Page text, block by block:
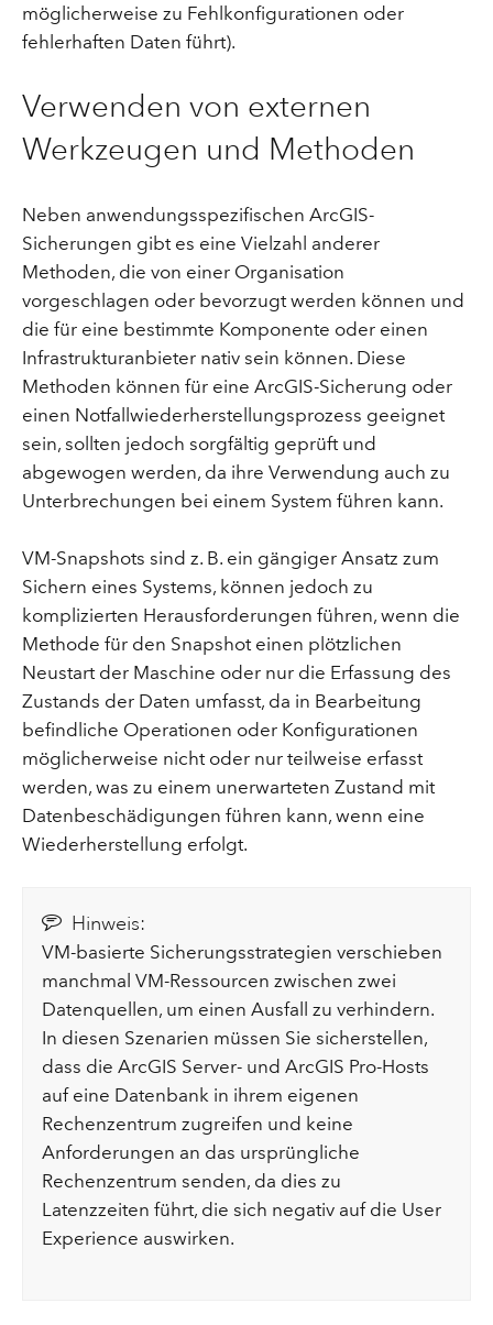
möglicherweise zu Fehlkonfigurationen oder
fehlerhaften Daten führt).
Verwenden von externen
Werkzeugen und Methoden
Neben anwendungsspezifischen ArcGIS-
Sicherungen gibt es eine Vielzahl anderer
Methoden, die von einer Organisation
vorgeschlagen oder bevorzugt werden können und
die für eine bestimmte Komponente oder einen
Infrastrukturanbieter nativ sein können. Diese
Methoden können für eine ArcGIS-Sicherung oder
einen Notfallwiederherstellungsprozess geeignet
sein, sollten jedoch sorgfältig geprüft und
abgewogen werden, da ihre Verwendung auch zu
Unterbrechungen bei einem System führen kann.
VM-Snapshots sind z. B. ein gängiger Ansatz zum
Sichern eines Systems, können jedoch zu
komplizierten Herausforderungen führen, wenn die
Methode für den Snapshot einen plötzlichen
Neustart der Maschine oder nur die Erfassung des
Zustands der Daten umfasst, da in Bearbeitung
befindliche Operationen oder Konfigurationen
möglicherweise nicht oder nur teilweise erfasst
werden, was zu einem unerwarteten Zustand mit
Datenbeschädigungen führen kann, wenn eine
Wiederherstellung erfolgt.
Hinweis:
VM-basierte Sicherungsstrategien verschieben
manchmal VM-Ressourcen zwischen zwei
Datenquellen, um einen Ausfall zu verhindern.
In diesen Szenarien müssen Sie sicherstellen,
dass die ArcGIS Server- und ArcGIS Pro-Hosts
auf eine Datenbank in ihrem eigenen
Rechenzentrum zugreifen und keine
Anforderungen an das ursprüngliche
Rechenzentrum senden, da dies zu
Latenzzeiten führt, die sich negativ auf die User
Experience auswirken.